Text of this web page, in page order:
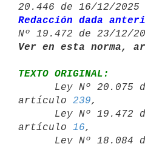
20.446 de 16/12/
Redacción dada
Nº 19.472 de 23/12/
Ver en esta norma,
TEXTO ORIGINAL:
artículo 239,
artículo 16,